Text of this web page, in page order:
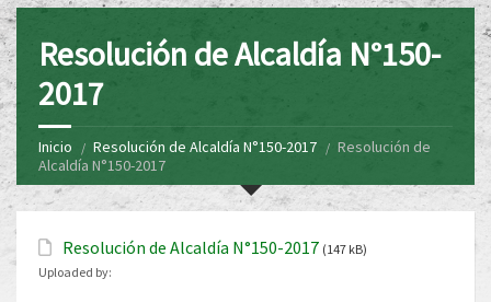
Resolución de Alcaldía N°150-
2017
Inicio Resolución de Alcaldía N°150-2017
Resolución de
Alcaldía N°150-2017
Resolución de Alcaldía N°150-2017 (147 kB)
Uploaded by: